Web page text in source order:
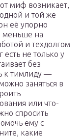
миф возникает,
и той же
её упорно
меньше на
и техдолгом
не только у
без
к тимлиду —
заняться в
или что-
спросить
ему с
какие